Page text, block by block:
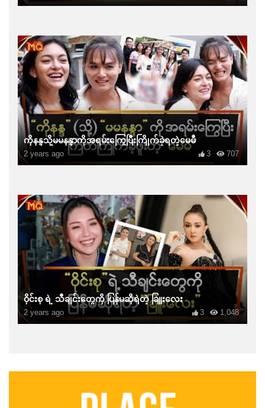
ကိုနန္ဒသို့မမနန္ဒာကိုအရမ်းကြွေပြီးကြိုက်ခဲ့ရတဲ့မေမီ
2 years ago 707
3
ဝိုင်းစု ရဲ့ သီချင်းတွေကို ပြန်မဆိုရဲတဲ့ ခြူးလေး
2 years ago 1,048
3